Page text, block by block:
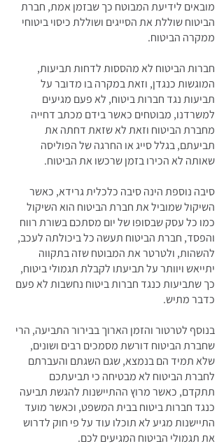
מובאים לידיעת המבוטח כך שבזמן אמת, חברת
הביטוח שוללת את הסייגים ושוללת כיסוי ביטוחי
ממקרה הביטוח.
חברות הביטוח לא מהססות לדחות תביעות,
המוגשות כנגדן, וזאת במקרה בו מדובר על
תביעות נגד חברות ביטוח, לא פעם מגיעים
למשרדנו, מבוטחים כאשר בידם מכתב דחייה
מחברת הביטוח וזאת לא שזאת דחתה את
תביעתם, בגלל סייג או החרגה של הפוליסה
שאותה לא הכירו בזמן שרכשו את הביטוח.
סיבה נוספת הינה סיבה כלכלית גרידא, כאשר
השיקול שמוביל את חברת הביטוח הוא השיקול
כמו כל עסק שבסופו של יום מסתכם בשורת רווח
והפסד, חברת הביטוח תעשה כל ביכולתה לעכב,
להשהות, ולטרטר את המבוטח שזה בתקווה
יתייאש ויוותר על תביעתו לקבלת תגמולי ביטוח,
כך שתביעות כנגד חברות ביטוח נחשבות לא פעם
כדבר מתיש.
בנוסף לטרטור והזמן הארוך בבירור התביעה, הרי
שחברת הביטוח דורשת מסמכים רבים ושונים,
שלא תמיד הם בנמצא, שגם השגתם והעברתם
לחברת הביטוח לא מבטיחה כי תביעתכם
תתקדם, כאשר מרוץ ההתיישנות להגשת תביעה
כנגד חברות ביטוח בבית המשפט, וכאשר מועד
התיישנות מגיע לא תוכלו עוד על פי חוק לדרוש
את תגמולי הביטוח המגיעים לכם.